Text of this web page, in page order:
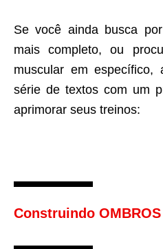
Se você ainda busca
mais completo, ou
muscular em específico,
série de textos com um
aprimorar seus treinos:
Construindo